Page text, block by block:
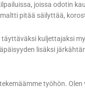
joissa odotin
pitää säilyttää,
kuljettajaksi
lisäksi
työhön.